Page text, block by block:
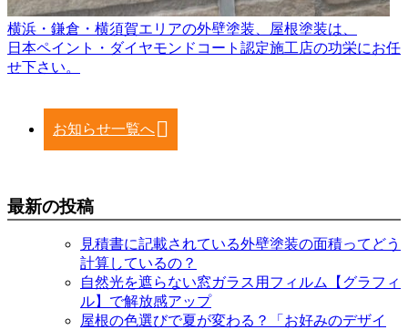
横浜・鎌倉・横須賀エリアの外壁塗装、屋根塗装は、
日本ペイント・ダイヤモンドコート認定施工店の功栄にお任
せ下さい。
お知らせ一覧へ
最新の投稿
見積書に記載されている外壁塗装の面積ってどう
計算しているの？
自然光を遮らない窓ガラス用フィルム【グラフィ
ル】で解放感アップ
屋根の色選びで夏が変わる？「お好みのデザイ